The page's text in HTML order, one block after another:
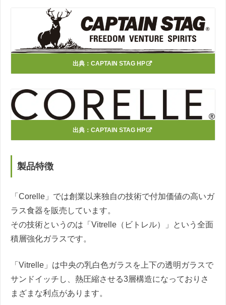
出典： CAPTAIN STAG HP
出典： CAPTAIN STAG HP
製品特徴
「Corelle」では創業以来独自の技術で付加価値の高いガ
ラス食器を販売しています。
その技術というのは「Vitrelle（ビトレル）」という全面
積層強化ガラスです。
「Vitrelle」は中央の乳白色ガラスを上下の透明ガラスで
サンドイッチし、熱圧縮させる3層構造になっておりさ
まざまな利点があります。